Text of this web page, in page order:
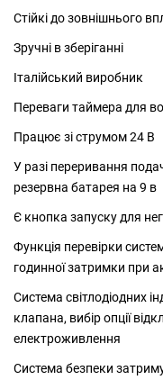
Стійкі до зовнішнього
Зручні в зберіганні
Італійський виробник
Переваги таймера для
Працює зі струмом 24 В
У разі переривання
резервна батарея на 9 в
Є кнопка запуску для
Функція перевірки
годинної затримки при
Система світлодіодних
клапана, вибір опції
електроживлення
Система безпеки